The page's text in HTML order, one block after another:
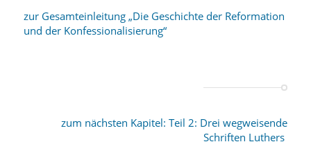
zur Gesamteinleitung „Die Geschichte der Reformation
und der Konfessionalisierung“
zum nächsten Kapitel: Teil 2: Drei wegweisende
Schriften Luthers